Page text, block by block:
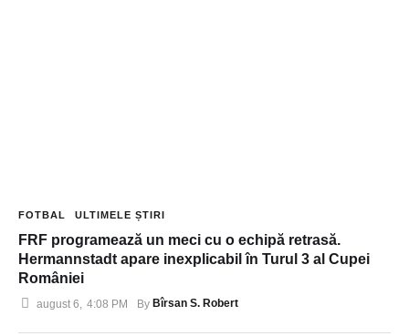
FOTBAL ULTIMELE ȘTIRI
FRF programează un meci cu o echipă retrasă.
Hermannstadt apare inexplicabil în Turul 3 al Cupei
României
august 6 4:08 PM By Bîrsan S. Robert